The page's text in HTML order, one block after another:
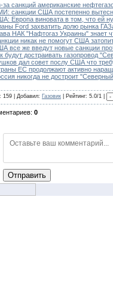
за санкций американские
санкции США постепенно
Европа виновата в том, что ей
Ford захватить долю рынка
НАК "Нафтогаз Украины" знает
никак не помогут США
все же введут новые санкции
будут достраивать газопровод
дал совет послу США что
ЕС продолжают активно
никогда не достроит
159 | Добавил: Газовик | Рейтинг: 5.0/1 |
0
Отправить